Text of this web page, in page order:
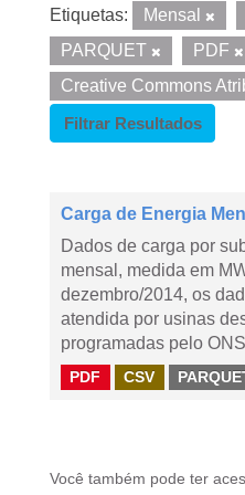
Etiquetas: Mensal
PARQUET
PDF
Creative Commons
Filtrar Resultados
Carga de Energia
Dados de carga por
mensal, medida em
dezembro/2014, os
atendida por usinas
programadas pelo
PDF CSV
Você também pode ter